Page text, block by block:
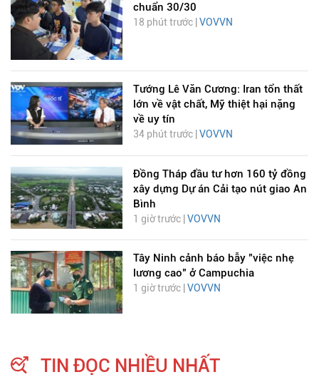
chuẩn 30/30
18 phút trước | VOVVN
Tướng Lê Văn Cương: Iran tổn thất
lớn về vật chất, Mỹ thiệt hại nặng
về uy tín
34 phút trước | VOVVN
Đồng Tháp đầu tư hơn 160 tỷ đồng
xây dựng Dự án Cải tạo nút giao An
Bình
1 giờ trước |VOVVN
Tây Ninh cảnh báo bẫy "việc nhẹ
lương cao" ở Campuchia
1 giờ trước | VOVVN
TIN ĐỌC NHIỀU NHẤT